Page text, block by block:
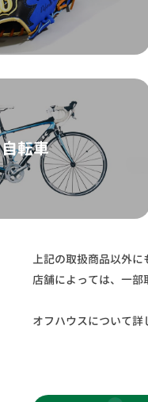
自転車
上記の取扱商品以外
店舗によっては、一部
オフハウスについて詳